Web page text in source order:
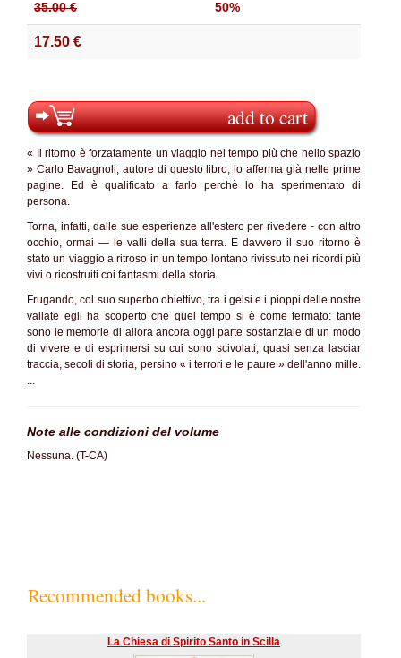
35.00 € 50%
17.50 €
add to cart
« Il ritorno è forzatamente un viaggio nel tempo più che nello spazio
» Carlo Bavagnoli, autore di questo libro, lo afferma già nelle prime
pagine. Ed è qualificato a farlo perchè lo ha sperimentato di
persona.
Torna, infatti, dalle sue esperienze all'estero per rivedere - con altro
occhio, ormai — le valli della sua terra. E davvero il suo ritorno è
stato un viaggio a ritroso in un tempo lontano rivissuto nei ricordi più
vivi o ricostruiti coi fantasmi della storia.
Frugando, col suo superbo obiettivo, tra i gelsi e i pioppi delle nostre
vallate egli ha scoperto che quel tempo si è come fermato: tante
sono le memorie di allora ancora oggi parte sostanziale di un modo
di vivere e di esprimersi su cui sono scivolati, quasi senza lasciar
traccia, secoli di storia, persino « i terrori e le paure » dell'anno mille.
...
Note alle condizioni del volume
Nessuna. (T-CA)
Recommended books...
La Chiesa di Spirito Santo in Scilla